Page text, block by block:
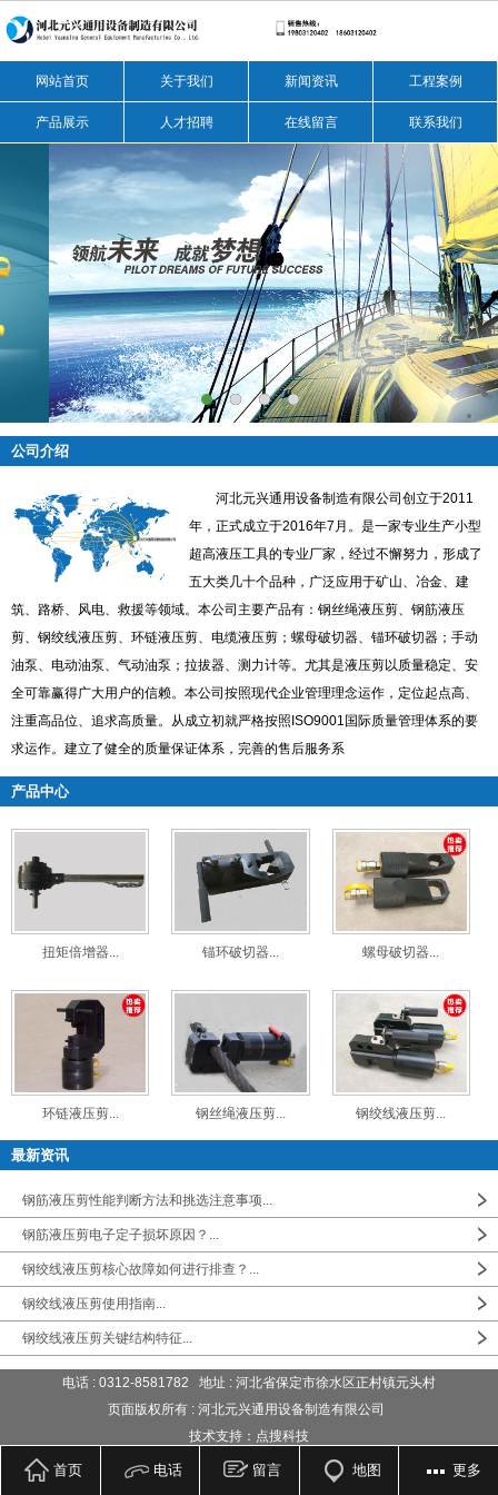
网站首页 关于我们 新闻资讯 工程案例
产品展示 人才招聘 在线留言 联系我们
公司介绍
河北元兴通用设备制造有限公司创立于2011
年，正式成立于2016年7月。是一家专业生产小型
超高液压工具的专业厂家，经过不懈努力，形成了
五大类几十个品种，广泛应用于矿山、冶金、建
筑、路桥、风电、救援等领域。本公司主要产品有：钢丝绳液压剪、钢筋液压
剪、钢绞线液压剪、环链液压剪、电缆液压剪；螺母破切器、锚环破切器；手动
油泵、电动油泵、气动油泵；拉拔器、测力计等。尤其是液压剪以质量稳定、安
全可靠赢得广大用户的信赖。本公司按照现代企业管理理念运作，定位起点高、
注重高品位、追求高质量。从成立初就严格按照ISO9001国际质量管理体系的要
求运作。建立了健全的质量保证体系，完善的售后服务系
产品中心
扭矩倍增器... 锚环破切器... 螺母破切器...
环链液压剪... 钢丝绳液压剪... 钢绞线液压剪...
最新资讯
钢筋液压剪性能判断方法和挑选注意事项...
钢筋液压剪电子定子损坏原因？...
钢绞线液压剪核心故障如何进行排查？...
钢绞线液压剪使用指南...
钢绞线液压剪关键结构特征...
电话 : 0312-8581782 地址 : 河北省保定市徐水区正村镇元头村
页面版权所有 : 河北元兴通用设备制造有限公司
技术支持：点搜科技
首页 电话 留言 地图 更多